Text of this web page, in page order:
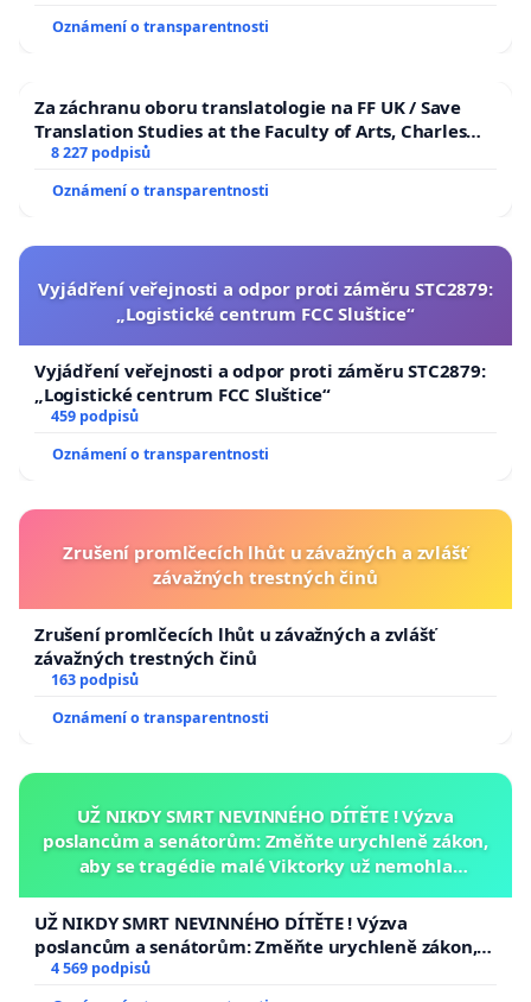
Oznámení o transparentnosti
Za záchranu oboru translatologie na FF UK / Save
Translation Studies at the Faculty of Arts, Charles
University
8 227 podpisů
Oznámení o transparentnosti
Vyjádření veřejnosti a odpor proti záměru STC2879:
„Logistické centrum FCC Sluštice“
Vyjádření veřejnosti a odpor proti záměru STC2879:
„Logistické centrum FCC Sluštice“
459 podpisů
Oznámení o transparentnosti
Zrušení promlčecích lhůt u závažných a zvlášť
závažných trestných činů
Zrušení promlčecích lhůt u závažných a zvlášť
závažných trestných činů
163 podpisů
Oznámení o transparentnosti
UŽ NIKDY SMRT NEVINNÉHO DÍTĚTE ! Výzva
poslancům a senátorům: Změňte urychleně zákon,
aby se tragédie malé Viktorky už nemohla
UŽ NIKDY SMRT NEVINNÉHO DÍTĚTE ! Výzva
poslancům a senátorům: Změňte urychleně zákon,
aby se tragédie malé Viktorky už nemohla opakovat!
4 569 podpisů